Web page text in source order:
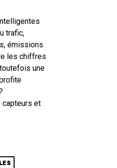
trafic,
émissions
les chiffres
une
capteurs et